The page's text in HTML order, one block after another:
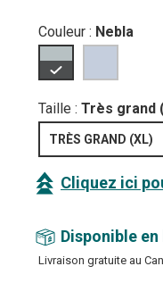
Couleur : Nebla
Taille : Très grand
TRÈS GRAND (XL)
Cliquez ici
Disponible
Livraison gratuite au